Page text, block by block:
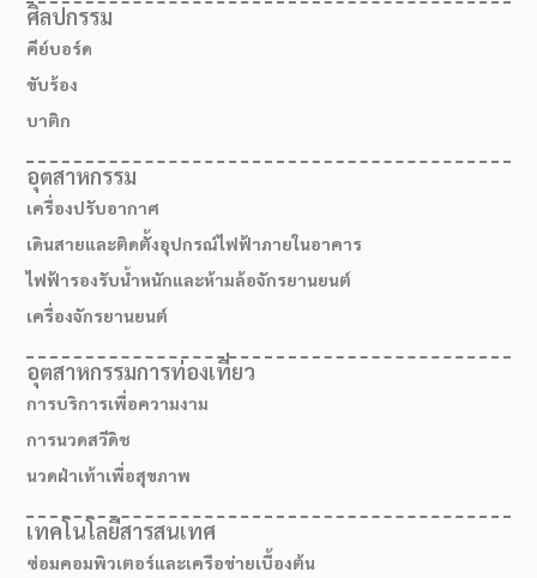
ศิลปกรรม
คีย์บอร์ด
ขับร้อง
บาติก
อุตสาหกรรม
เครื่องปรับอากาศ
เดินสายและติดตั้งอุปกรณ์ไฟฟ้าภายในอาคาร
ไฟฟ้ารองรับน้ำหนักและห้ามล้อจักรยานยนต์
เครื่องจักรยานยนต์
อุตสาหกรรมการท่องเที่ยว
การบริการเพื่อความงาม
การนวดสวีดิช
นวดฝ่าเท้าเพื่อสุขภาพ
เทคโนโลยีสารสนเทศ
ซ่อมคอมพิวเตอร์และเครือข่ายเบื้องต้น